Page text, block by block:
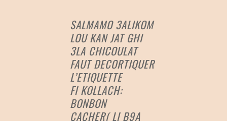
SALMAMO 3ALIKOM
LOU KAN JAT GHI
3LA CHICOULAT
FAUT DECORTIQUER
L’ETIQUETTE
FI KOLLACH:
BONBON
CACHER( LI B9A